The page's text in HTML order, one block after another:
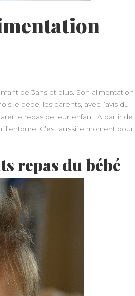
de 3ans et plus. Son alimentation
le bébé, les parents, avec l’avis du
le repas de leur enfant. A partir de
C’est aussi le moment pour
repas du bébé